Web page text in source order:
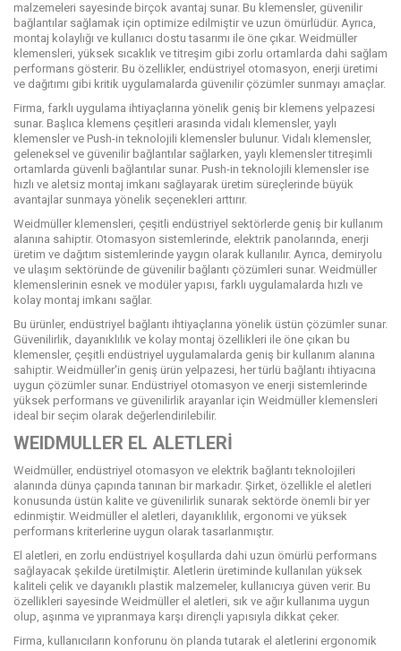
malzemeleri sayesinde birçok avantaj sunar. Bu klemensler, güvenilir
bağlantılar sağlamak için optimize edilmiştir ve uzun ömürlüdür. Ayrıca,
montaj kolaylığı ve kullanıcı dostu tasarımı ile öne çıkar. Weidmüller
klemensleri, yüksek sıcaklık ve titreşim gibi zorlu ortamlarda dahi sağlam
performans gösterir. Bu özellikler, endüstriyel otomasyon, enerji üretimi
ve dağıtımı gibi kritik uygulamalarda güvenilir çözümler sunmayı amaçlar.
Firma, farklı uygulama ihtiyaçlarına yönelik geniş bir klemens yelpazesi
sunar. Başlıca klemens çeşitleri arasında vidalı klemensler, yaylı
klemensler ve Push-in teknolojili klemensler bulunur. Vidalı klemensler,
geleneksel ve güvenilir bağlantılar sağlarken, yaylı klemensler titreşimli
ortamlarda güvenli bağlantılar sunar. Push-in teknolojili klemensler ise
hızlı ve aletsiz montaj imkanı sağlayarak üretim süreçlerinde büyük
avantajlar sunmaya yönelik seçenekleri arttırır.
Weidmüller klemensleri, çeşitli endüstriyel sektörlerde geniş bir kullanım
alanına sahiptir. Otomasyon sistemlerinde, elektrik panolarında, enerji
üretim ve dağıtım sistemlerinde yaygın olarak kullanılır. Ayrıca, demiryolu
ve ulaşım sektöründe de güvenilir bağlantı çözümleri sunar. Weidmüller
klemenslerinin esnek ve modüler yapısı, farklı uygulamalarda hızlı ve
kolay montaj imkanı sağlar.
Bu ürünler, endüstriyel bağlantı ihtiyaçlarına yönelik üstün çözümler sunar.
Güvenilirlik, dayanıklılık ve kolay montaj özellikleri ile öne çıkan bu
klemensler, çeşitli endüstriyel uygulamalarda geniş bir kullanım alanına
sahiptir. Weidmüller'in geniş ürün yelpazesi, her türlü bağlantı ihtiyacına
uygun çözümler sunar. Endüstriyel otomasyon ve enerji sistemlerinde
yüksek performans ve güvenilirlik arayanlar için Weidmüller klemensleri
ideal bir seçim olarak değerlendirilebilir.
WEIDMULLER EL ALETLERİ
Weidmüller, endüstriyel otomasyon ve elektrik bağlantı teknolojileri
alanında dünya çapında tanınan bir markadır. Şirket, özellikle el aletleri
konusunda üstün kalite ve güvenilirlik sunarak sektörde önemli bir yer
edinmiştir. Weidmüller el aletleri, dayanıklılık, ergonomi ve yüksek
performans kriterlerine uygun olarak tasarlanmıştır.
El aletleri, en zorlu endüstriyel koşullarda dahi uzun ömürlü performans
sağlayacak şekilde üretilmiştir. Aletlerin üretiminde kullanılan yüksek
kaliteli çelik ve dayanıklı plastik malzemeler, kullanıcıya güven verir. Bu
özellikleri sayesinde Weidmüller el aletleri, sık ve ağır kullanıma uygun
olup, aşınma ve yıpranmaya karşı dirençli yapısıyla dikkat çeker.
Firma, kullanıcıların konforunu ön planda tutarak el aletlerini ergonomik